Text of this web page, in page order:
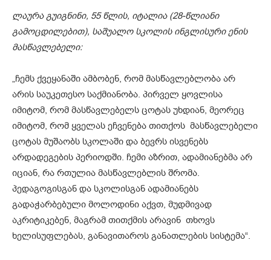
ლაურა გუიგნინი, 55 წლის, იტალია (28-წლიანი
გამოცდილებით), საშუალო სკოლის ინგლისური ენის
მასწავლებელი:
„ჩემს ქვეყანაში ამბობენ, რომ მასწავლებლობა არ
არის საუკეთესო საქმიანობა. პირველ ყოვლისა
იმიტომ, რომ მასწავლებელს ცოტას უხდიან, მეორეც
იმიტომ, რომ ყველას ეჩვენება თითქოს მასწავლებელი
ცოტას მუშაობს სკოლაში და ბევრს ისვენებს
არდადეგების პერიოდში. ჩემი აზრით, ადამიანებმა არ
იციან, რა რთულია მასწავლებლის შრომა.
პედაგოგისგან და სკოლისგან ადამიანებს
გადაჭარბებული მოლოდინი აქვთ, მუდმივად
აკრიტიკებენ, მაგრამ თითქმის არავინ თხოვს
ხელისუფლებას, განავითაროს განათლების სისტემა“.